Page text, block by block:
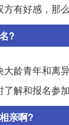
有好感，那
?
龄青年和离
解和报名参加
亲啊?